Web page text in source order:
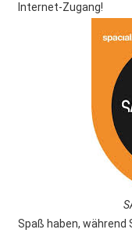
Internet-Zugang!
Spaß haben, während